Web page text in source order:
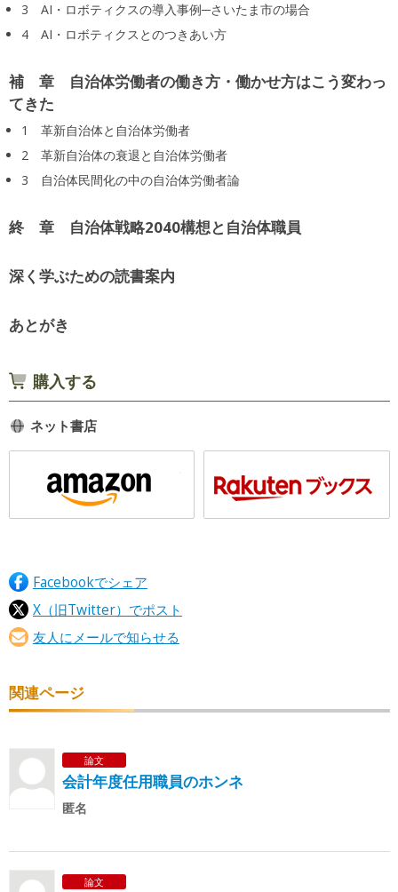
3 AI・ロボティクスの導入事例─さいたま市の場合
4 AI・ロボティクスとのつきあい方
補 章 自治体労働者の働き方・働かせ方はこう変わっ
てきた
1 革新自治体と自治体労働者
2 革新自治体の衰退と自治体労働者
3 自治体民間化の中の自治体労働者論
終 章 自治体戦略2040構想と自治体職員
深く学ぶための読書案内
あとがき
購入する
ネット書店
Facebookでシェア
X（旧Twitter）でポスト
友人にメールで知らせる
関連ページ
論文
会計年度任用職員のホンネ
匿名
論文